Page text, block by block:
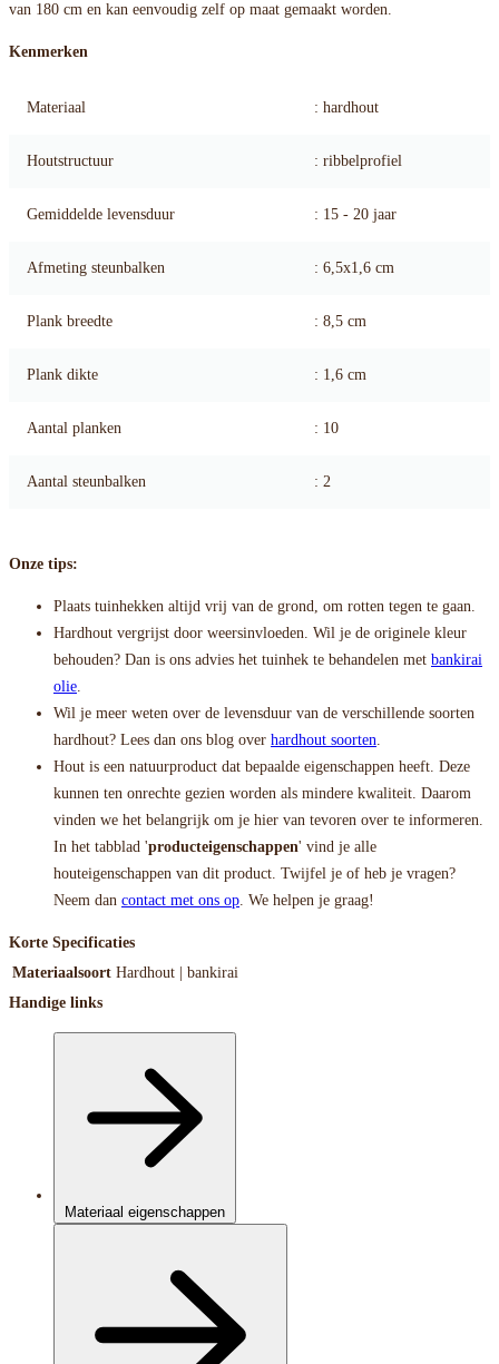
van 180 cm en kan eenvoudig zelf op maat gemaakt worden.
Kenmerken
Materiaal : hardhout
Houtstructuur : ribbelprofiel
Gemiddelde levensduur : 15 - 20 jaar
Afmeting steunbalken : 6,5x1,6 cm
Plank breedte : 8,5 cm
Plank dikte : 1,6 cm
Aantal planken : 10
Aantal steunbalken : 2
Onze tips:
Plaats tuinhekken altijd vrij van de grond, om rotten tegen te gaan.
Hardhout vergrijst door weersinvloeden. Wil je de originele kleur
behouden? Dan is ons advies het tuinhek te behandelen met bankirai
olie.
Wil je meer weten over de levensduur van de verschillende soorten
hardhout? Lees dan ons blog over hardhout soorten.
Hout is een natuurproduct dat bepaalde eigenschappen heeft. Deze
kunnen ten onrechte gezien worden als mindere kwaliteit. Daarom
vinden we het belangrijk om je hier van tevoren over te informeren.
In het tabblad 'producteigenschappen' vind je alle
houteigenschappen van dit product. Twijfel je of heb je vragen?
Neem dan contact met ons op. We helpen je graag!
Korte Specificaties
Materiaalsoort Hardhout | bankirai
Handige links
Materiaal eigenschappen